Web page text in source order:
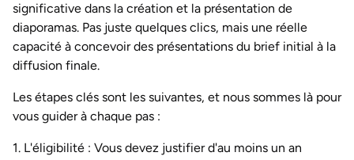
significative dans la création et la présentation de
diaporamas. Pas juste quelques clics, mais une réelle
capacité à concevoir des présentations du brief initial à la
diffusion finale.
Les étapes clés sont les suivantes, et nous sommes là pour
vous guider à chaque pas :
1. L'éligibilité : Vous devez justifier d'au moins un an